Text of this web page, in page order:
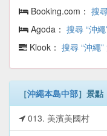
Booking.com： 搜
Agoda： 搜尋 “沖
Klook： 搜尋 “沖繩
［沖繩本島中部］景點
013. 美濱美國村